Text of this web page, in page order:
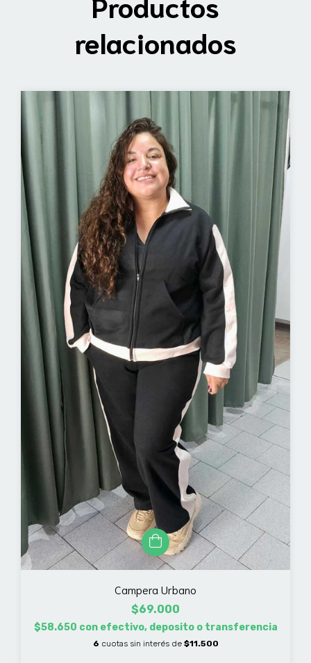
relacionados
Campera Urbano
$69.000
$58.650 con efectivo, deposito o transferencia
6 cuotas sin interés de $11.500